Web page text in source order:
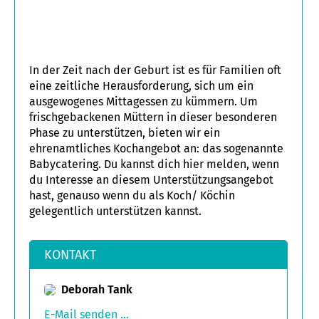
dir zu diesem Anmeldetermin kommen kann,
nehmen alle erforderlichen Daten auf.
Du kannst dich bereits Online über diese
ChurchTools-Gruppe Jahr anmelden, wenn du
bereits sicher weißt, dass du mit dabei bist. Du
darfst aber auch gerne zu dem Treffen kommen,
wenn du dir noch nicht sicher bist oder erstmal
reinschnuppern, um die Gruppe und die INV3ST-
Arbeit kennenzulernen.
Wenn du mit dabei bist, benötigen wir für unsere
ausgefüllten Anmeldung eine Kopie der
Geburtsurkunde. Falls Du bereits getauft bist und
damit konfirmiert wirst, benötigen wir auch eine
Kopie der Taufurkunde (bzw. das Stammbuch mit
In der Zeit nach der Geburt ist es für Familien oft
eine zeitliche Herausforderung, sich um ein
ausgewogenes Mittagessen zu kümmern. Um
frischgebackenen Müttern in dieser besonderen
Phase zu unterstützen, bieten wir ein
ehrenamtliches Kochangebot an: das sogenannte
Babycatering. Du kannst dich hier melden, wenn
du Interesse an diesem Unterstützungsangebot
hast, genauso wenn du als Koch/ Köchin
gelegentlich unterstützen kannst.
KONTAKT
Deborah Tank
E-Mail senden ...